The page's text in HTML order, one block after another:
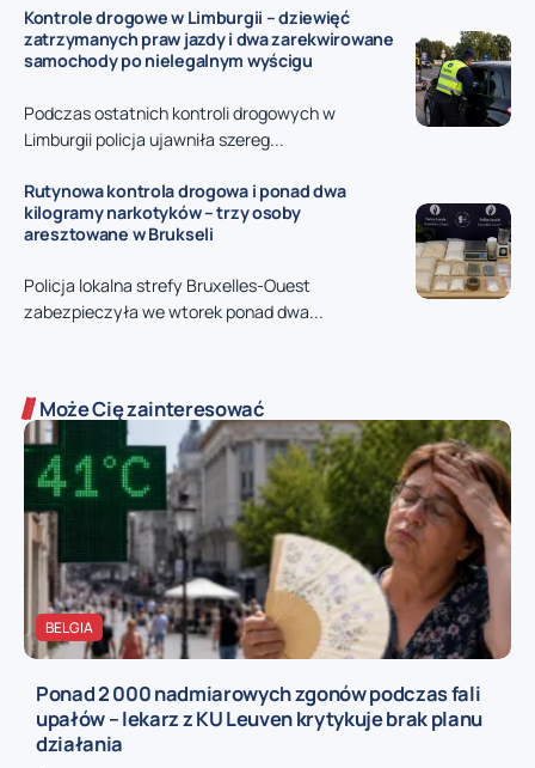
Kontrole drogowe w Limburgii – dziewięć
zatrzymanych praw jazdy i dwa zarekwirowane
samochody po nielegalnym wyścigu
Podczas ostatnich kontroli drogowych w
Limburgii policja ujawniła szereg...
Rutynowa kontrola drogowa i ponad dwa
kilogramy narkotyków – trzy osoby
aresztowane w Brukseli
Policja lokalna strefy Bruxelles-Ouest
zabezpieczyła we wtorek ponad dwa...
Może Cię zainteresować
BELGIA
Ponad 2 000 nadmiarowych zgonów podczas fali
upałów – lekarz z KU Leuven krytykuje brak planu
działania